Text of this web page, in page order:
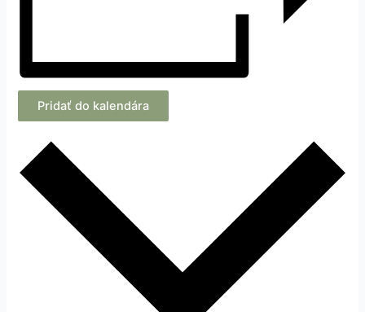
Pridať do kalendára